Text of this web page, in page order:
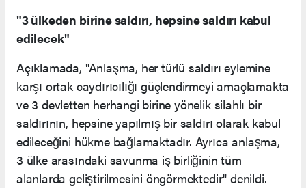
"3 ülkeden birine saldırı, hepsine saldırı kabul
edilecek"
Açıklamada, "Anlaşma, her türlü saldırı eylemine
karşı ortak caydırıcılığı güçlendirmeyi amaçlamakta
ve 3 devletten herhangi birine yönelik silahlı bir
saldırının, hepsine yapılmış bir saldırı olarak kabul
edileceğini hükme bağlamaktadır. Ayrıca anlaşma,
3 ülke arasındaki savunma iş birliğinin tüm
alanlarda geliştirilmesini öngörmektedir" denildi.